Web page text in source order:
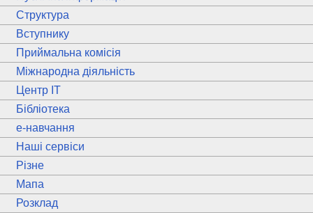
Структура
Вступнику
Приймальна комісія
Міжнародна діяльність
Центр ІТ
Бібліотека
e-навчання
Наші сервіси
Різне
Мапа
Розклад